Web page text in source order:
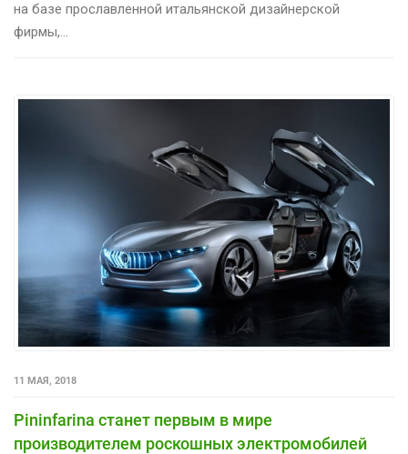
на базе прославленной итальянской дизайнерской
фирмы,...
11 МАЯ, 2018
Pininfarina станет первым в мире
производителем роскошных электромобилей